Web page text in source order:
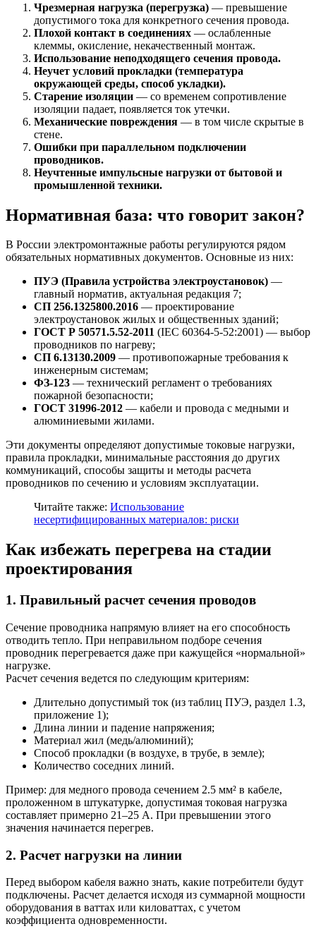
Чрезмерная нагрузка (перегрузка) — превышение
допустимого тока для конкретного сечения провода.
Плохой контакт в соединениях — ослабленные
клеммы, окисление, некачественный монтаж.
Использование неподходящего сечения провода.
Неучет условий прокладки (температура
окружающей среды, способ укладки).
Старение изоляции — со временем сопротивление
изоляции падает, появляется ток утечки.
Механические повреждения — в том числе скрытые в
стене.
Ошибки при параллельном подключении
проводников.
Неучтенные импульсные нагрузки от бытовой и
промышленной техники.
Нормативная база: что говорит закон?
В России электромонтажные работы регулируются рядом
обязательных нормативных документов. Основные из них:
ПУЭ (Правила устройства электроустановок) —
главный норматив, актуальная редакция 7;
СП 256.1325800.2016 — проектирование
электроустановок жилых и общественных зданий;
ГОСТ Р 50571.5.52-2011 (IEC 60364-5-52:2001) — выбор
проводников по нагреву;
СП 6.13130.2009 — противопожарные требования к
инженерным системам;
ФЗ-123 — технический регламент о требованиях
пожарной безопасности;
ГОСТ 31996-2012 — кабели и провода с медными и
алюминиевыми жилами.
Эти документы определяют допустимые токовые нагрузки,
правила прокладки, минимальные расстояния до других
коммуникаций, способы защиты и методы расчета
проводников по сечению и условиям эксплуатации.
Читайте также: Использование
несертифицированных материалов: риски
Как избежать перегрева на стадии
проектирования
1. Правильный расчет сечения проводов
Сечение проводника напрямую влияет на его способность
отводить тепло. При неправильном подборе сечения
проводник перегревается даже при кажущейся «нормальной»
нагрузке.
Расчет сечения ведется по следующим критериям:
Длительно допустимый ток (из таблиц ПУЭ, раздел 1.3,
приложение 1);
Длина линии и падение напряжения;
Материал жил (медь/алюминий);
Способ прокладки (в воздухе, в трубе, в земле);
Количество соседних линий.
Пример: для медного провода сечением 2.5 мм² в кабеле,
проложенном в штукатурке, допустимая токовая нагрузка
составляет примерно 21–25 А. При превышении этого
значения начинается перегрев.
2. Расчет нагрузки на линии
Перед выбором кабеля важно знать, какие потребители будут
подключены. Расчет делается исходя из суммарной мощности
оборудования в ваттах или киловаттах, с учетом
коэффициента одновременности.